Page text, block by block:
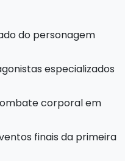
do personagem
especializados
corporal em
finais da primeira